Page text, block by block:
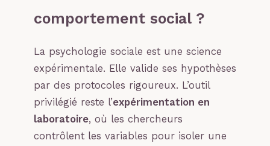
comportement social ?
La psychologie sociale est une science
expérimentale. Elle valide ses hypothèses
par des protocoles rigoureux. L’outil
privilégié reste l’expérimentation en
laboratoire, où les chercheurs
contrôlent les variables pour isoler une